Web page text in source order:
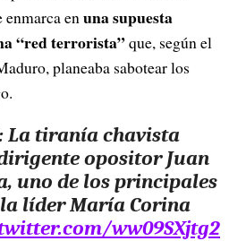
enuna supuesta
“red terrorista”que, según el
planeaba sabotear los
La tiranía chavista
opositor Juan
uno de los principales
líder María Corina
ww09SXjtg2